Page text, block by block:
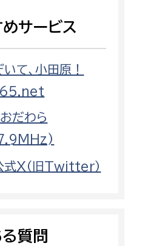
務課
画課
令課
2課
サービス
て、小田原！
だわら
式X（旧Twitter）
質問